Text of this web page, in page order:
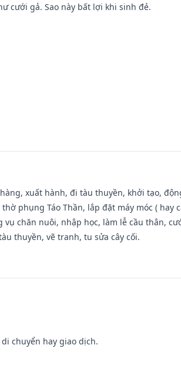
cưới gả. Sao này bất lợi khi sinh đẻ.
xuất hành, đi tàu thuyền, khởi tạo,
phụng Táo Thần, lắp đặt máy móc ( hay
chăn nuôi, nhập học, làm lễ cầu thân,
thuyền, vẽ tranh, tu sửa cây cối.
chuyển hay giao dịch.